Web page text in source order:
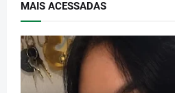
MAIS ACESSADAS